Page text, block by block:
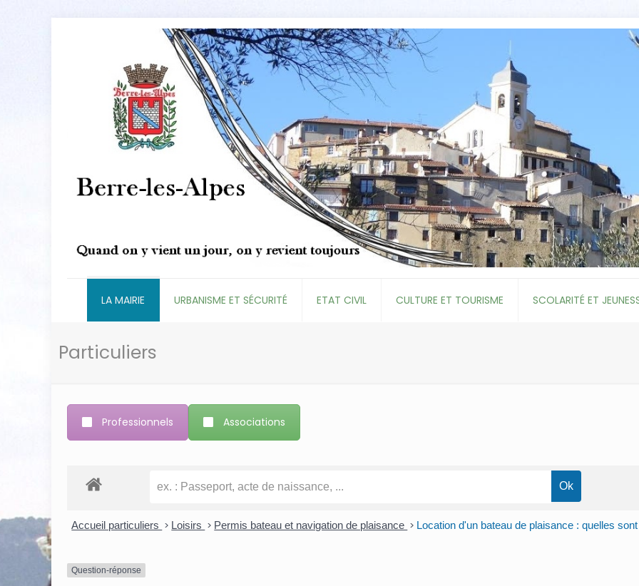
LA MAIRIE URBANISME ET SÉCURITÉ ETAT CIVIL CULTURE ET TOURISME SCOLARITÉ ET
Particuliers
Professionnels Associations
Accueil particuliers > Loisirs > Permis bateau et navigation de plaisance > Location d'un bateau de plaisance : quelles
Question-réponse